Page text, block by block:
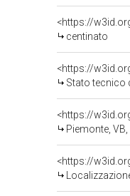
<https://
centinato
<https://
Stato tecnico
<https://
Piemonte,
<https://